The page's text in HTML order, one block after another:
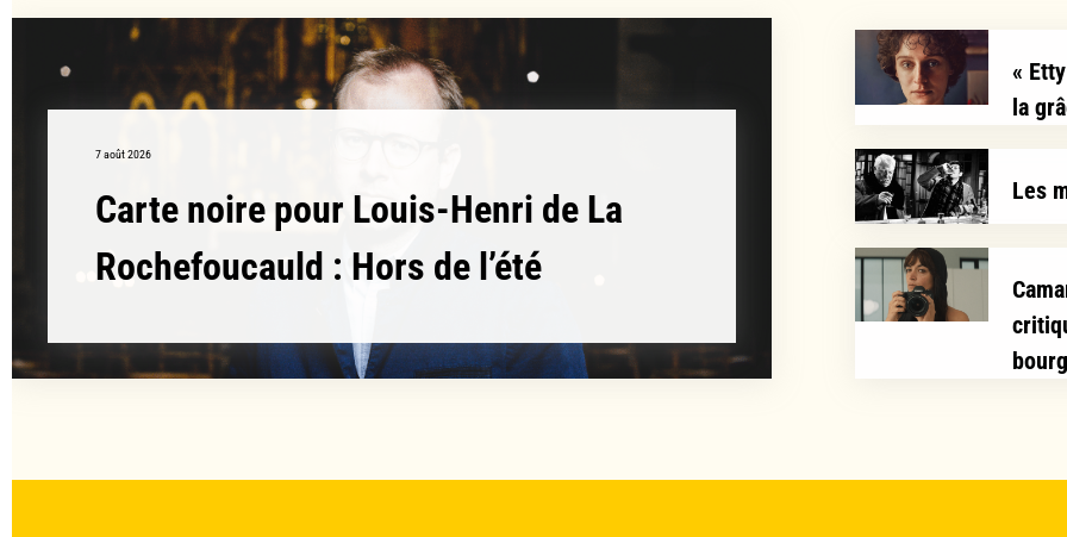
7 août 2026
Carte noire pour Louis-Henri de La
Rochefoucauld : Hors de l’été
«
la
Les